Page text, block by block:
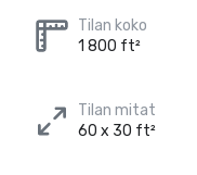
Tilan koko
1 800 ft²
Tilan mitat
60 x 30 ft²